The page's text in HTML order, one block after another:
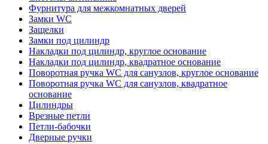
Фурнитура для межкомнатных дверей
Замки WC
Защелки
Замки под цилиндр
Накладки под цилиндр, круглое основание
Накладки под цилиндр, квадратное основание
Поворотная ручка WC для санузлов, круглое основание
Поворотная ручка WC для санузлов, квадратное
основание
Цилиндры
Врезные петли
Петли-бабочки
Дверные ручки